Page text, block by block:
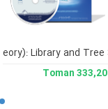
Library and Tree
333,200